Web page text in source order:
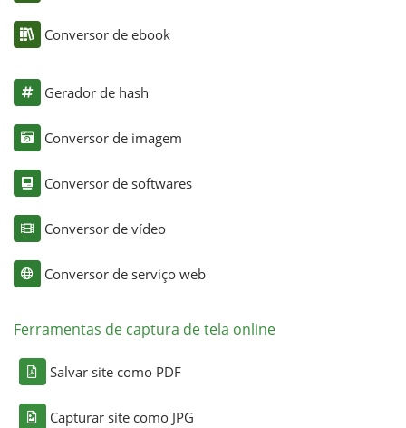
Conversor de ebook
Gerador de hash
Conversor de imagem
Conversor de softwares
Conversor de vídeo
Conversor de serviço web
Ferramentas de captura de tela online
Salvar site como PDF
Capturar site como JPG